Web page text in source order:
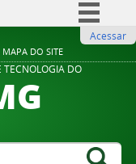
MAPA DO SITE
BR
Participe
Legislação
Acessar
TECNOLOGIA DO